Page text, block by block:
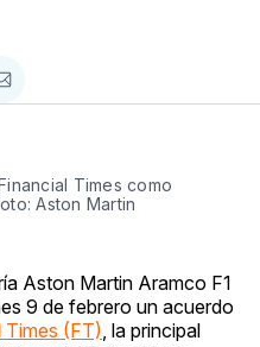
Compartir
via
Times como
Aston Martin
Aston Martin Aramco F1
9 de febrero un acuerdo
Times (FT) , la principal